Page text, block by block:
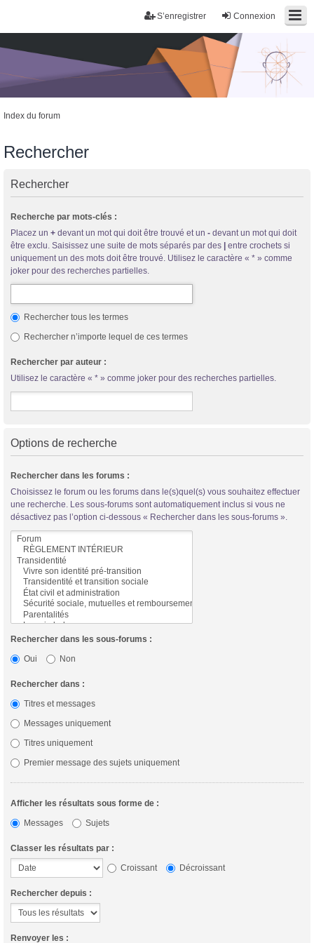
Connexion
S’enregistrer
Trans District
Forum d'information sur les transidentités masculines FtM/FtX/Ft*
Index du forum
Rechercher
Rechercher
Recherche par mots-clés :
Placez un + devant un mot qui doit être trouvé et un - devant un mot qui doit
être exclu. Saisissez une suite de mots séparés par des | entre crochets si
uniquement un des mots doit être trouvé. Utilisez le caractère « * » comme
joker pour des recherches partielles.
Rechercher tous les termes
Rechercher n’importe lequel de ces termes
Rechercher par auteur :
Utilisez le caractère « * » comme joker pour des recherches partielles.
Options de recherche
Rechercher dans les forums :
Choisissez le forum ou les forums dans le(s)quel(s) vous souhaitez effectuer
une recherche. Les sous-forums sont automatiquement inclus si vous ne
désactivez pas l’option ci-dessous « Rechercher dans les sous-forums ».
Rechercher dans les sous-forums :
Oui
Non
Rechercher dans :
Titres et messages
Messages uniquement
Titres uniquement
Premier message des sujets uniquement
Afficher les résultats sous forme de :
Messages
Sujets
Classer les résultats par :
Croissant
Décroissant
Rechercher depuis :
Renvoyer les :